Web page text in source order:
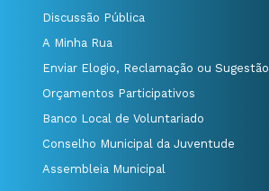
Discussão Pública
A Minha Rua
Enviar Elogio, Reclamação ou Sugestão
Orçamentos Participativos
Banco Local de Voluntariado
Conselho Municipal da Juventude
Assembleia Municipal